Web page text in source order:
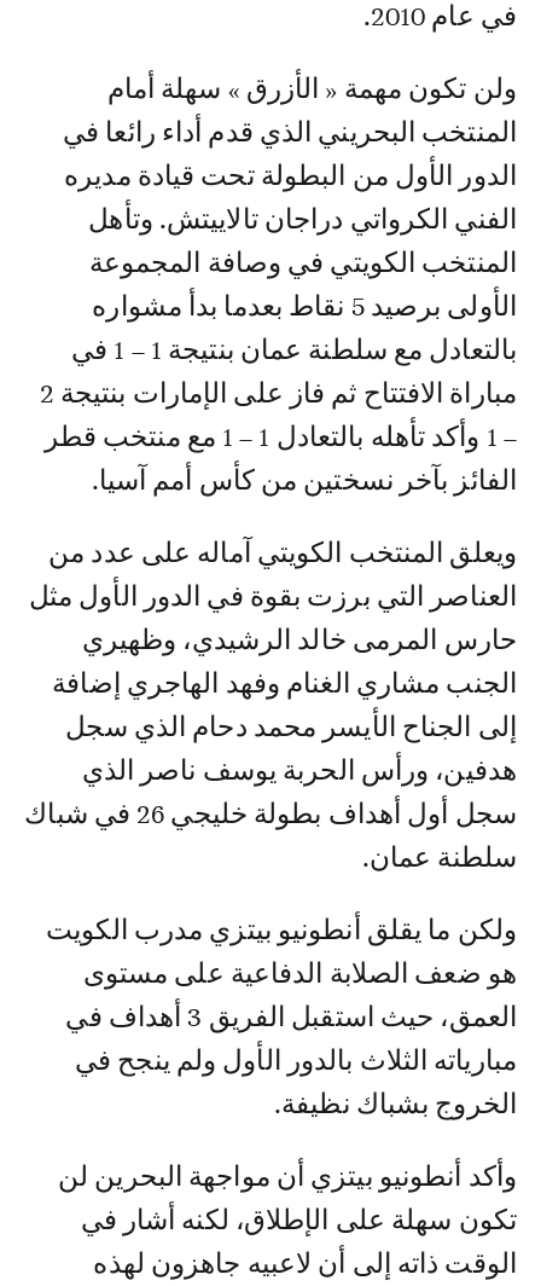
في عام 2010.
ولن تكون مهمة « الأزرق » سهلة أمام
المنتخب البحريني الذي قدم أداء رائعا في
الدور الأول من البطولة تحت قيادة مديره
الفني الكرواتي دراجان تالاييتش. وتأهل
المنتخب الكويتي في وصافة المجموعة
الأولى برصيد 5 نقاط بعدما بدأ مشواره
بالتعادل مع سلطنة عمان بنتيجة 1 – 1 في
مباراة الافتتاح ثم فاز على الإمارات بنتيجة 2
– 1 وأكد تأهله بالتعادل 1 – 1 مع منتخب قطر
الفائز بآخر نسختين من كأس أمم آسيا.
ويعلق المنتخب الكويتي آماله على عدد من
العناصر التي برزت بقوة في الدور الأول مثل
حارس المرمى خالد الرشيدي، وظهيري
الجنب مشاري الغنام وفهد الهاجري إضافة
إلى الجناح الأيسر محمد دحام الذي سجل
هدفين، ورأس الحربة يوسف ناصر الذي
سجل أول أهداف بطولة خليجي 26 في شباك
سلطنة عمان.
ولكن ما يقلق أنطونيو بيتزي مدرب الكويت
هو ضعف الصلابة الدفاعية على مستوى
العمق، حيث استقبل الفريق 3 أهداف في
مبارياته الثلاث بالدور الأول ولم ينجح في
الخروج بشباك نظيفة.
وأكد أنطونيو بيتزي أن مواجهة البحرين لن
تكون سهلة على الإطلاق، لكنه أشار في
الوقت ذاته إلى أن لاعبيه جاهزون لهذه